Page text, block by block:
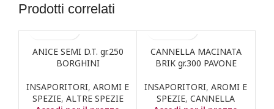
Prodotti correlati
ANICE SEMI D.T. gr.250
BORGHINI
INSAPORITORI, AROMI E
SPEZIE, ALTRE SPEZIE
CANNELLA MACINATA
BRIK gr.300 PAVONE
INSAPORITORI, AROMI E
SPEZIE, CANNELLA